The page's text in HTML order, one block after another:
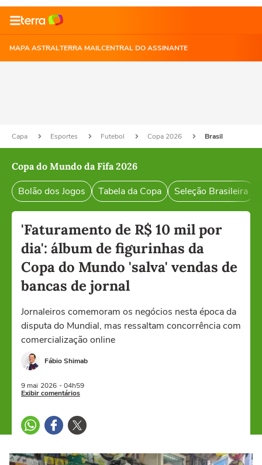
MAPA ASTRALTERRA MAILCENTRAL DO ASSINANTE
Capa Esportes Futebol Copa 2026 Brasil
Copa do Mundo da Fifa 2026
Bolão dos Jogos Tabela da Copa Seleção Brasileira
'Faturamento de R$ 10 mil por
dia': álbum de figurinhas da
Copa do Mundo 'salva' vendas de
bancas de jornal
Jornaleiros comemoram os negócios nesta época da
disputa do Mundial, mas ressaltam concorrência com
comercialização online
Fábio Shimab
9 mai 2026 - 04h59
Exibir comentários